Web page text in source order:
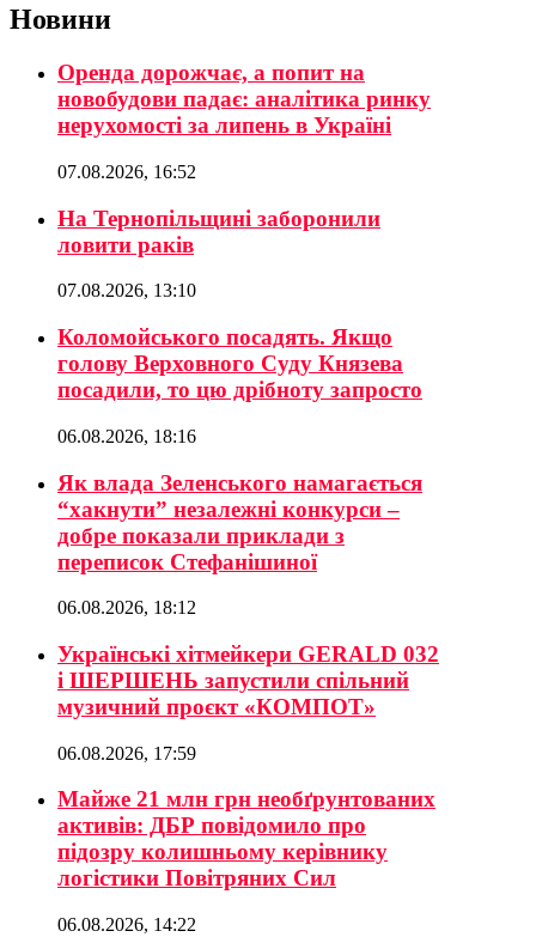
Новини
Оренда дорожчає, а попит на
новобудови падає: аналітика ринку
нерухомості за липень в Україні
07.08.2026, 16:52
На Тернопільщині заборонили
ловити раків
07.08.2026, 13:10
Коломойського посадять. Якщо
голову Верховного Суду Князева
посадили, то цю дрібноту запросто
06.08.2026, 18:16
Як влада Зеленського намагається
“хакнути” незалежні конкурси –
добре показали приклади з
переписок Стефанішиної
06.08.2026, 18:12
Українські хітмейкери GERALD 032
і ШЕРШЕНЬ запустили спільний
музичний проєкт «КОМПОТ»
06.08.2026, 17:59
Майже 21 млн грн необґрунтованих
активів: ДБР повідомило про
підозру колишньому керівнику
логістики Повітряних Сил
06.08.2026, 14:22